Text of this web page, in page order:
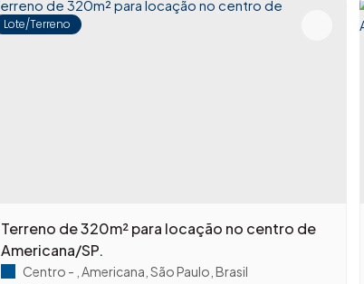
Lote/Terreno
Terreno de 320m² para locação no centro de
Americana/SP.
Centro Americana São Paulo Brasil